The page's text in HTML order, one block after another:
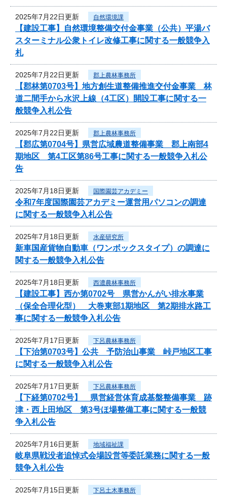
2025年7月22日更新 自然環境課
【建設工事】自然環境整備交付金事業（公共）平湯バ
スターミナル公衆トイレ改修工事に関する一般競争入
札
2025年7月22日更新 郡上農林事務所
【郡林第0703号】地方創生道整備推進交付金事業 林
道二間手から水沢上線（4工区）開設工事に関する一
般競争入札公告
2025年7月22日更新 郡上農林事務所
【郡広第0704号】県営広域農道整備事業 郡上南部4
期地区 第4工区第86号工事に関する一般競争入札公
告
2025年7月18日更新 国際園芸アカデミー
令和7年度国際園芸アカデミー運営用パソコンの調達
に関する一般競争入札公告
2025年7月18日更新 水産研究所
新車国産貨物自動車（ワンボックスタイプ）の調達に
関する一般競争入札公告
2025年7月18日更新 西濃農林事務所
【建設工事】西か第0702号 県営かんがい排水事業
（保全合理化型） 大巻東部1期地区 第2期排水路工
事に関する一般競争入札公告
2025年7月17日更新 下呂農林事務所
【下治第0703号】公共 予防治山事業 峠戸地区工事
に関する一般競争入札公告
2025年7月17日更新 下呂農林事務所
【下経第0702号】 県営経営体育成基盤整備事業 跡
津・西上田地区 第3号ほ場整備工事に関する一般競
争入札公告
2025年7月16日更新 地域福祉課
岐阜県戦没者追悼式会場設営等委託業務に関する一般
競争入札公告
2025年7月15日更新 下呂土木事務所